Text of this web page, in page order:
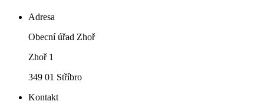
Adresa
Obecní úřad Zhoř
Zhoř 1
349 01 Stříbro
Kontakt